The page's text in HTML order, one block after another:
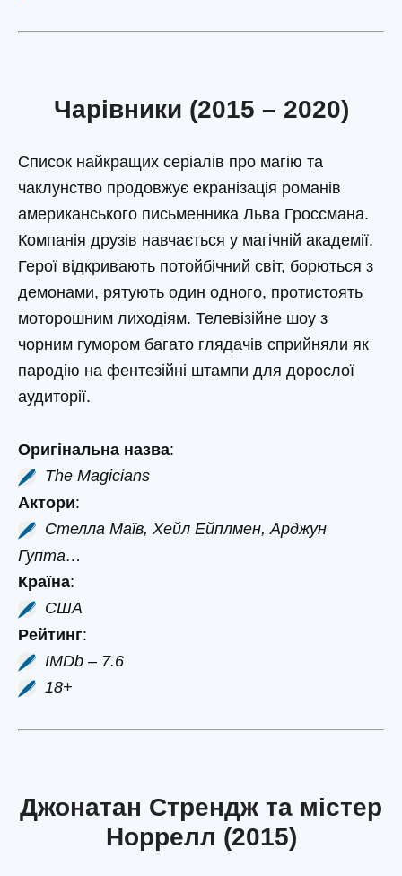
Чарівники (2015 – 2020)
Список найкращих серіалів про магію та
чаклунство продовжує екранізація романів
американського письменника Льва Гроссмана.
Компанія друзів навчається у магічній академії.
Герої відкривають потойбічний світ, борються з
демонами, рятують один одного, протистоять
моторошним лиходіям. Телевізійне шоу з
чорним гумором багато глядачів сприйняли як
пародію на фентезійні штампи для дорослої
аудиторії.
Оригінальна назва:
The Magicians
Актори:
Стелла Маїв, Хейл Ейплмен, Арджун
Гупта…
Країна:
США
Рейтинг:
IMDb – 7.6
18+
Джонатан Стрендж та містер
Норрелл (2015)